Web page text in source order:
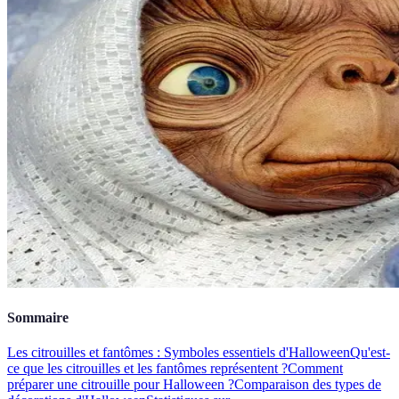
Sommaire
Les citrouilles et fantômes : Symboles essentiels d'HalloweenQu'est-
ce que les citrouilles et les fantômes représentent ?Comment
préparer une citrouille pour Halloween ?Comparaison des types de